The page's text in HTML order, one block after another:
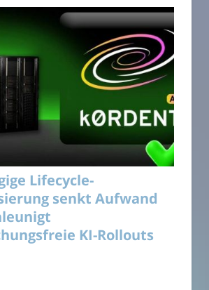
Lifecycle-
senkt Aufwand
KI-Rollouts